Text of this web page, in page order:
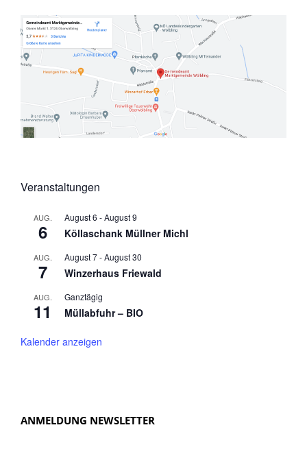
Veranstaltungen
AUG.
6
August 6 -August 9
Köllaschank Müllner Michl
AUG.
7
August 7-August 30
Winzerhaus Friewald
AUG.
11
Ganztägig
Müllabfuhr – BIO
Kalender anzeigen
ANMELDUNG NEWSLETTER